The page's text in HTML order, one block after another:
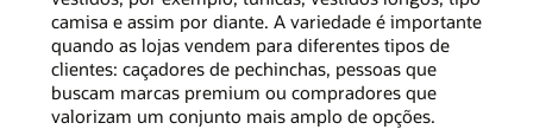
camisa e assim por diante. A variedade é importante
quando as lojas vendem para diferentes tipos de
clientes: caçadores de pechinchas, pessoas que
buscam marcas premium ou compradores que
valorizam um conjunto mais amplo de opções.